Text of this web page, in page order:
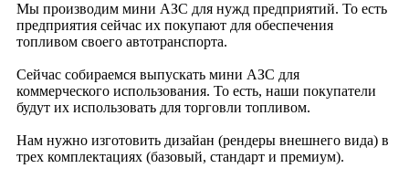
Мы производим мини АЗС для нужд предприятий. То есть
предприятия сейчас их покупают для обеспечения
топливом своего автотранспорта.
Сейчас собираемся выпускать мини АЗС для
коммерческого использования. То есть, наши покупатели
будут их использовать для торговли топливом.
Нам нужно изготовить дизайан (рендеры внешнего вида) в
трех комплектациях (базовый, стандарт и премиум).